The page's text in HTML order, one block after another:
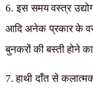
6. इस समय वस्त्र
आदि अनेक प्रकार के
बुनकरों की बस्ती होने
7. हाथी दाँत से